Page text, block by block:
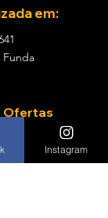
em:
Funda
Ofertas
de
Instagram